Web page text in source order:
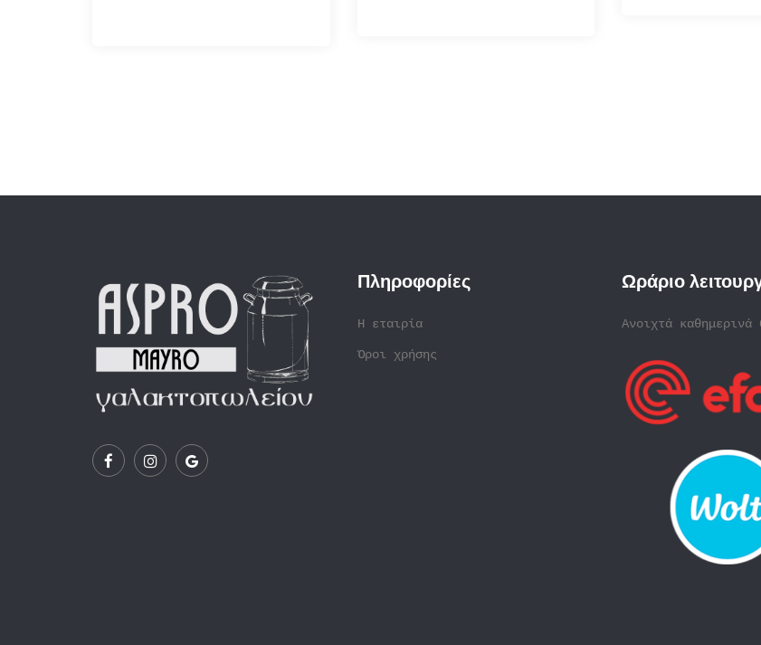
Πληροφορίες
Η εταιρία
Όροι χρήσης
Ωράριο
Ανοιχτά